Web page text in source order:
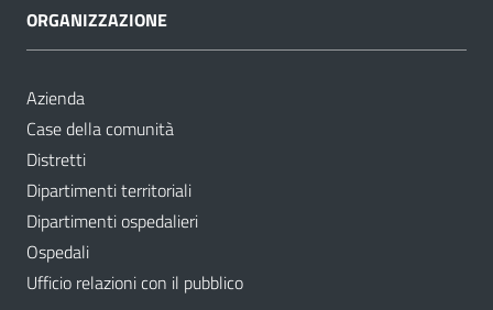
ORGANIZZAZIONE
Azienda
Case della comunità
Distretti
Dipartimenti territoriali
Dipartimenti ospedalieri
Ospedali
Ufficio relazioni con il pubblico